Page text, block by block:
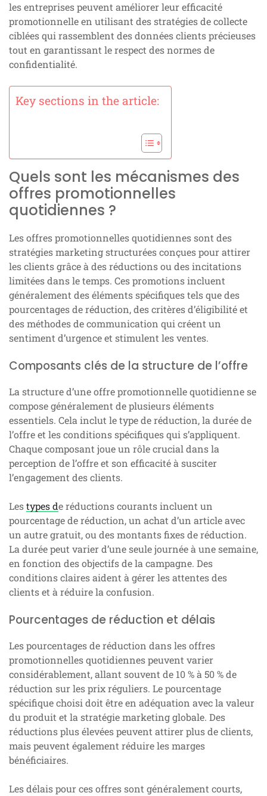
les entreprises peuvent améliorer leur efficacité
promotionnelle en utilisant des stratégies de collecte
ciblées qui rassemblent des données clients précieuses
tout en garantissant le respect des normes de
confidentialité.
Key sections in the article:
Quels sont les mécanismes des
offres promotionnelles
quotidiennes ?
Les offres promotionnelles quotidiennes sont des
stratégies marketing structurées conçues pour attirer
les clients grâce à des réductions ou des incitations
limitées dans le temps. Ces promotions incluent
généralement des éléments spécifiques tels que des
pourcentages de réduction, des critères d’éligibilité et
des méthodes de communication qui créent un
sentiment d’urgence et stimulent les ventes.
Composants clés de la structure de l’offre
La structure d’une offre promotionnelle quotidienne se
compose généralement de plusieurs éléments
essentiels. Cela inclut le type de réduction, la durée de
l’offre et les conditions spécifiques qui s’appliquent.
Chaque composant joue un rôle crucial dans la
perception de l’offre et son efficacité à susciter
l’engagement des clients.
Lestypes de réductions courants incluent un
pourcentage de réduction, un achat d’un article avec
un autre gratuit, ou des montants fixes de réduction.
La durée peut varier d’une seule journée à une semaine,
en fonction des objectifs de la campagne. Des
conditions claires aident à gérer les attentes des
clients et à réduire la confusion.
Pourcentages de réduction et délais
Les pourcentages de réduction dans les offres
promotionnelles quotidiennes peuvent varier
considérablement, allant souvent de 10 % à 50 % de
réduction sur les prix réguliers. Le pourcentage
spécifique choisi doit être en adéquation avec la valeur
du produit et la stratégie marketing globale. Des
réductions plus élevées peuvent attirer plus de clients,
mais peuvent également réduire les marges
bénéficiaires.
Les délais pour ces offres sont généralement courts,